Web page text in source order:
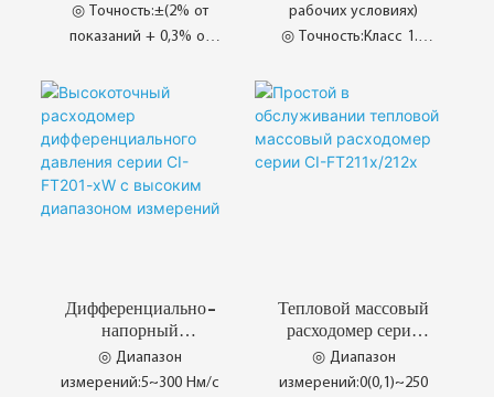
◎ Точность:±(2% от
показаний + 0,3% от
◎ Частота
дискретизации:>20
точек выборки в
секунду
◎ Jaminan Produk
Berkualiti
Panjang
◎ Siri CI-SM80
рабочих условиях)
◎ Точность:Класс 1.0
±0.2% RD
◎ Keadaan Kerja
◎ Sesuai untuk Udara
Дифференциально-
напорный
расходомер серии
CI-FT201-xW
◎ Диапазон
измерений:5~300 Нм/с
Тепловой массовый
расходомер серии
CI-FT211x / 212x
◎ Диапазон
измерений:0(0,1)~250